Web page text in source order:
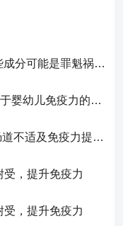
宝宝胃肠道不适？奶粉中的这些成分可能是罪魁祸首！
宝宝总生病就是免疫力低下？关于婴幼儿免疫力的真相，家长必须了解！
宝宝喂养难题：奶粉喂养与胃肠道不适及免疫力提升的奥秘
，提升免疫力
，提升免疫力